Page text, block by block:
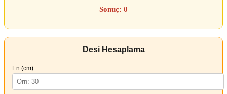
Sonuç: 0
Desi Hesaplama
En (cm)